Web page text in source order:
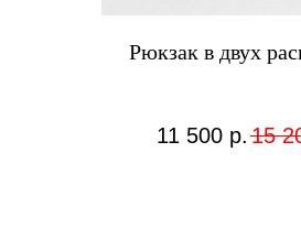
Рюкзак в двух
11 500 р. 15